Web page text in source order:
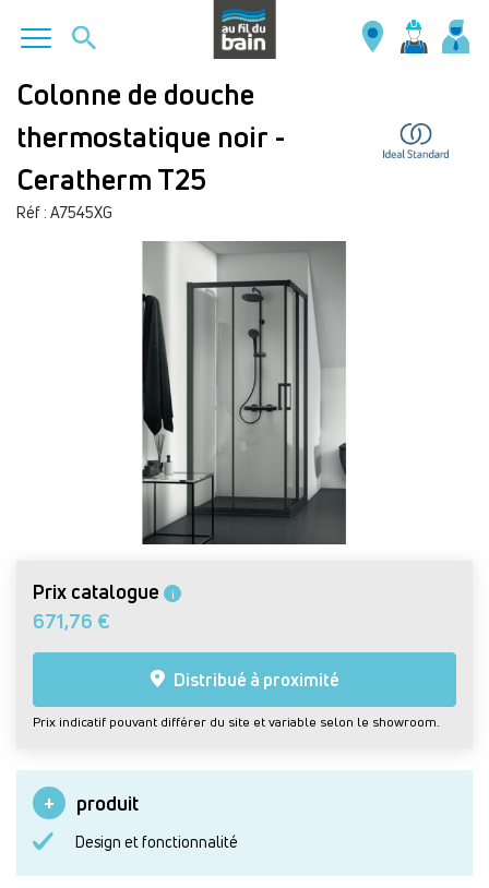
Aller
contenu
principal
Colonne de douche
thermostatique noir -
Ceratherm T25
Réf : A7545XG
Prix catalogue i
671,76 €
Distribué à proximité
Prix indicatif pouvant différer du site et variable selon le showroom.
produit
Design et fonctionnalité